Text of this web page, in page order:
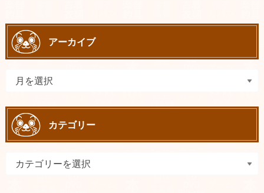
アーカイブ
カテゴリー